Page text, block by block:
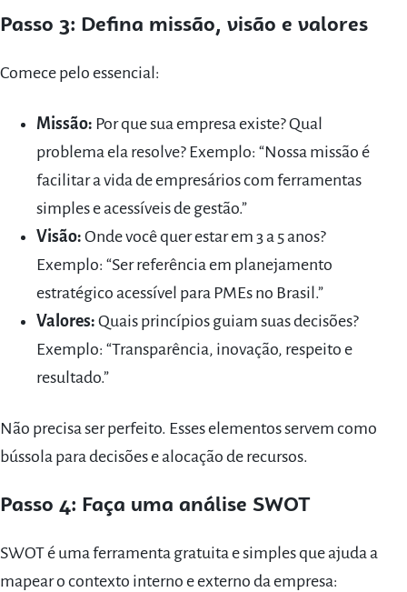
Passo 3: Defina missão, visão e valores
Comece pelo essencial:
Missão: Por que sua empresa existe? Qual
problema ela resolve? Exemplo: “Nossa missão é
facilitar a vida de empresários com ferramentas
simples e acessíveis de gestão.”
Visão: Onde você quer estar em 3 a 5 anos?
Exemplo: “Ser referência em planejamento
estratégico acessível para PMEs no Brasil.”
Valores: Quais princípios guiam suas decisões?
Exemplo: “Transparência, inovação, respeito e
resultado.”
Não precisa ser perfeito. Esses elementos servem como
bússola para decisões e alocação de recursos.
Passo 4: Faça uma análise SWOT
SWOT é uma ferramenta gratuita e simples que ajuda a
mapear o contexto interno e externo da empresa: